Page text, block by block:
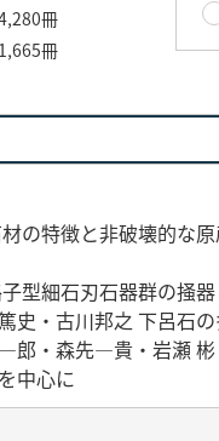
冊
冊
の特徴と非破壊的な
型細石刃石器群の掻
史・古川邦之 下呂石
郎・森先―貴・岩瀬
中心に